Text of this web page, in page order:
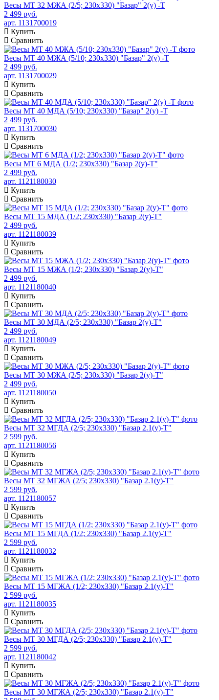
Весы МТ 32 МЖА (2/5; 230х330) "Базар" 2(у) -Т
2 499 руб.
арт. 1131700019
Купить
Сравнить
Весы МТ 40 МЖА (5/10; 230х330) "Базар" 2(у) -Т
2 499 руб.
арт. 1131700029
Купить
Сравнить
Весы МТ 40 МДА (5/10; 230х330) "Базар" 2(у) -Т
2 499 руб.
арт. 1131700030
Купить
Сравнить
Весы МТ 6 МДА (1/2; 230х330) "Базар 2(у)-Т"
2 499 руб.
арт. 1121180030
Купить
Сравнить
Весы МТ 15 МДА (1/2; 230х330) "Базар 2(у)-Т"
2 499 руб.
арт. 1121180039
Купить
Сравнить
Весы МТ 15 МЖА (1/2; 230х330) "Базар 2(у)-Т"
2 499 руб.
арт. 1121180040
Купить
Сравнить
Весы МТ 30 МДА (2/5; 230х330) "Базар 2(у)-Т"
2 499 руб.
арт. 1121180049
Купить
Сравнить
Весы МТ 30 МЖА (2/5; 230х330) "Базар 2(у)-Т"
2 499 руб.
арт. 1121180050
Купить
Сравнить
Весы МТ 32 МГДА (2/5; 230х330) "Базар 2.1(у)-Т"
2 599 руб.
арт. 1121180056
Купить
Сравнить
Весы МТ 32 МГЖА (2/5; 230х330) "Базар 2.1(у)-Т"
2 599 руб.
арт. 1121180057
Купить
Сравнить
Весы МТ 15 МГДА (1/2; 230х330) "Базар 2.1(у)-Т"
2 599 руб.
арт. 1121180032
Купить
Сравнить
Весы МТ 15 МГЖА (1/2; 230х330) "Базар 2.1(у)-Т"
2 599 руб.
арт. 1121180035
Купить
Сравнить
Весы МТ 30 МГДА (2/5; 230х330) "Базар 2.1(у)-Т"
2 599 руб.
арт. 1121180042
Купить
Сравнить
Весы МТ 30 МГЖА (2/5; 230х330) "Базар 2.1(у)-Т"